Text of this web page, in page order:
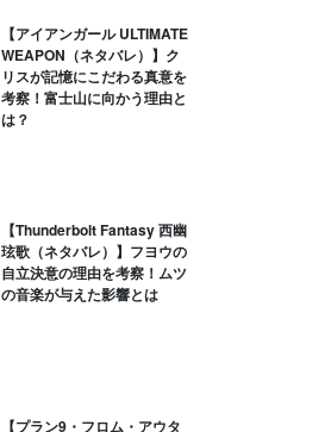
【アイアンガール ULTIMATE
WEAPON（ネタバレ）】ク
リスが記憶にこだわる真意を
考察！富士山に向かう理由と
は？
【Thunderbolt Fantasy 西幽
玹歌（ネタバレ）】フヨウの
自立決意の理由を考察！ムツ
の音楽が与えた影響とは
【プラン9・フロム・アウタ